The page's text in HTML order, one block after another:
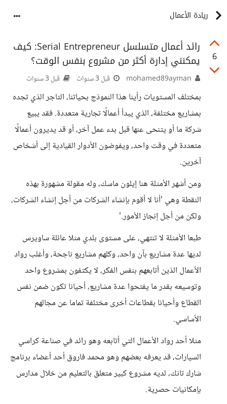
ريادة الأعمال
6
رائد أعمال متسلسل Serial Entrepreneur: كيف
يمكنني إدارة أكثر من مشروع بنفس الوقت؟
قبل 3 سنوات قبل 3 سنوات
بمختلف المستويات رأينا هذا النموذج بحياتنا، التاجر الذي تجده
بمشاريع مختلفة، الذي يبدأ أعمالًا تجارية متعددة. فقد يبيع
شركة ما أو يتنحى عنها قبل بدء عمل آخر، أو قد يديرون أعمالًا
متعددة في وقت واحد، ويفوضون الأدوار القيادية إلى أشخاص
آخرين.
ومن أشهر الأمثلة هنا إيلون ماسك، وله مقولة مشهورة بهذه
النقطة وهي 'أنا لا أقوم بإنشاء الشركات من أجل إنشاء الشركات،
ولكن من أجل إنجاز الأمور.'
طبعا الأمثلة لا تنتهي، على مستوى بلدي مثلا عائلة ساويرس
لديها عدة مشاريع بآن واحد، وكلهم مشاريع ناجحة، وأغلب رواد
الأعمال الذين أتابعهم بنفس الفكر، لا يكتفون بمشروع واحد
وتوسيعه بقدر ما يفتحوا عدة مشاريع، أحيانا تكون ضمن نفس
القطاع وأحيانا بقطاعات أخرى مختلفة تماما عن مجالهم
الأساسي.
مثلا أحد رواد الأعمال التي أتابعه وهو رائد في صناعة كراسي
السيارات، قد يعرفه بعضهم وهو محمد فاروق أحد أعضاء برنامج
شارك تانك، لديه مشروع كبير متعلق بالتعليم من خلال مدارس
بإمكانيات حصرية.